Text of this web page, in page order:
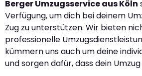
Berger Umzugsservice aus Köln
Verfügung, um dich bei deinem
Zug zu unterstützen. Wir bieten
professionelle
kümmern uns auch um deine
und sorgen dafür, dass dein